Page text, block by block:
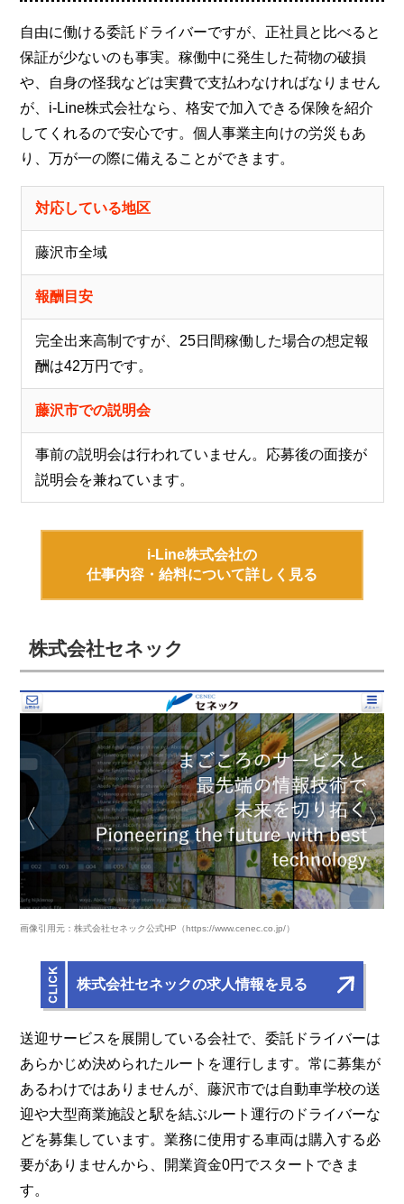
自由に働ける委託ドライバーですが、正社員と比べると
保証が少ないのも事実。稼働中に発生した荷物の破損
や、自身の怪我などは実費で支払わなければなりません
が、i-Line株式会社なら、格安で加入できる保険を紹介
してくれるので安心です。個人事業主向けの労災もあ
り、万が一の際に備えることができます。
対応している地区
藤沢市全域
報酬目安
完全出来高制ですが、25日間稼働した場合の想定報
酬は42万円です。
藤沢市での説明会
事前の説明会は行われていません。応募後の面接が
説明会を兼ねています。
i-Line株式会社の
仕事内容・給料について詳しく見る
株式会社セネック
画像引用元：株式会社セネック公式HP（https://www.cenec.co.jp/）
株式会社セネックの求人情報を見る
送迎サービスを展開している会社で、委託ドライバーは
あらかじめ決められたルートを運行します。常に募集が
あるわけではありませんが、藤沢市では自動車学校の送
迎や大型商業施設と駅を結ぶルート運行のドライバーな
どを募集しています。業務に使用する車両は購入する必
要がありませんから、開業資金0円でスタートできま
す。